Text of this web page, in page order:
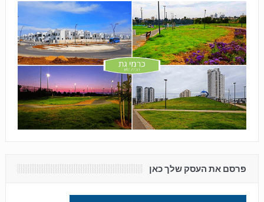
פרסם את העסק שלך כאן